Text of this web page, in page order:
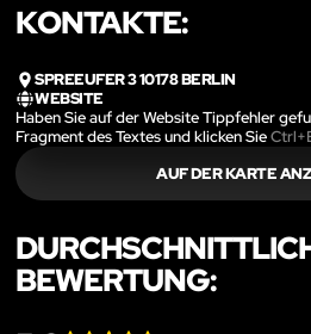
KONTAKTE:
SPREEUFER 3 10178 BERLIN
WEBSITE
Haben Sie auf der Website Tippfehler
Fragment des Textes und klicken Sie
AUF DER KARTE
BEWERTUNG: